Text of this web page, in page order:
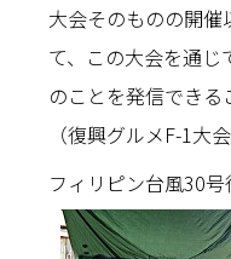
大会そのものの開
て、この大会を通
のことを発信できる
（復興グルメF-1大
フィリピン台風30